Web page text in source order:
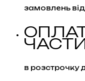
кількість
замовлень від
в розстрочку